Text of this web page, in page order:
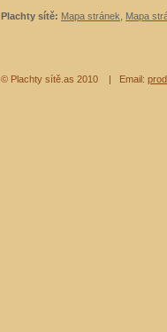
Plachty sítě: Mapa stránek Mapa
© Plachty sítě.as 2010 | Email: